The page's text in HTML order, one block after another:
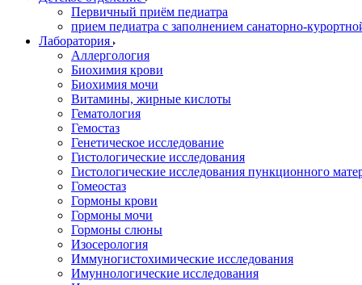
Первичный приём педиатра
прием педиатра с заполнением санаторно-
Лаборатория
Аллергология
Биохимия крови
Биохимия мочи
Витамины, жирные кислоты
Гематология
Гемостаз
Генетическое исследование
Гистологические исследования
Гистологические исследования пункционного
Гомеостаз
Гормоны крови
Гормоны мочи
Гормоны слюны
Изосерология
Иммуногистохимические исследования
Имуннологические исследования